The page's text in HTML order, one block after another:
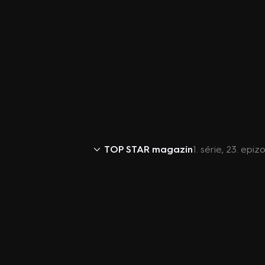
TOP STAR magazín1. série, 23.